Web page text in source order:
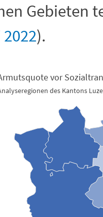
Gebieten
2022).
vor
region with 2 data series.
des Kantons Luzern
Armutsquote vor Sozialtransfers
vor
des Kantons